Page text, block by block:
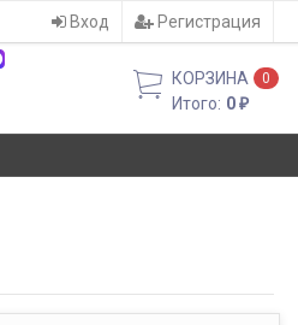
Вход Регистрация
КОРЗИНА 0
Итого: 0₽